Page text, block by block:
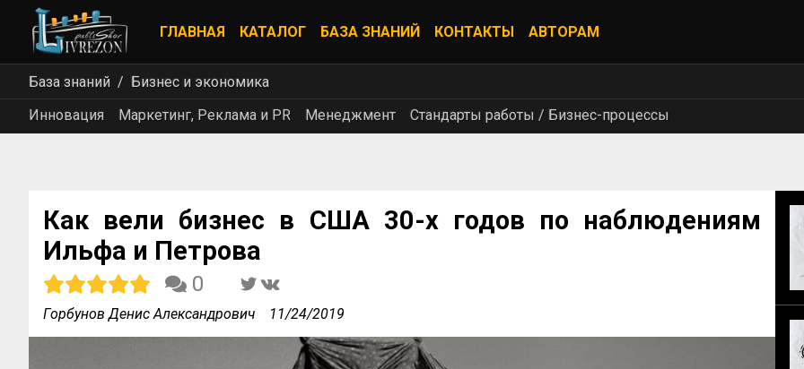
ГЛАВНАЯ КАТАЛОГ БАЗА ЗНАНИЙ КОНТАКТЫ АВТОРАМ
База знаний
Бизнес и экономика
Инновация
Маркетинг, Реклама и PR Менеджмент Стандарты работы / Бизнес-процессы
Как вели бизнес в США 30-х годов по наблюдениям
Ильфа и Петрова
0
Горбунов Денис Александрович 11/24/2019